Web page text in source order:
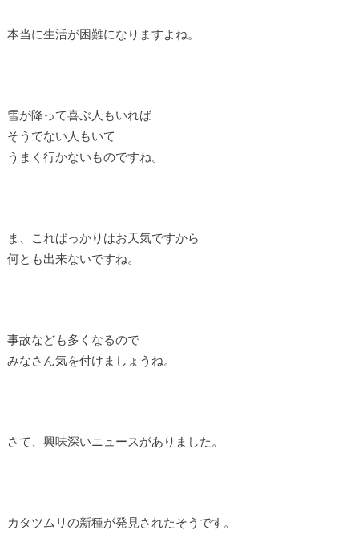
本当に生活が困難になりますよね。
雪が降って喜ぶ人もいれば
そうでない人もいて
うまく行かないものですね。
ま、こればっかりはお天気ですから
何とも出来ないですね。
事故なども多くなるので
みなさん気を付けましょうね。
さて、興味深いニュースがありました。
カタツムリの新種が発見されたそうです。